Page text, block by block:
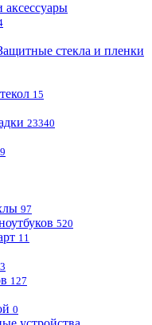
аксессуары
стекла и пленки
15
23340
97
520
11
127
0